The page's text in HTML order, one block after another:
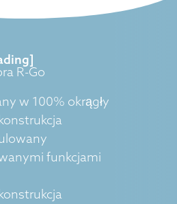
R-Go
w 100% okrągły
funkcjami